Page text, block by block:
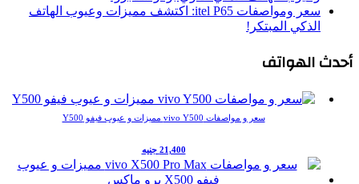
سعر ومواصفات itel P65: اكتشف مميزات وعيوب الهاتف
الذكي المبتكر!
الهواتف
سعر و مواصفات vivo Y500 مميزات و عيوب فيفو Y500
21,400 جنيه